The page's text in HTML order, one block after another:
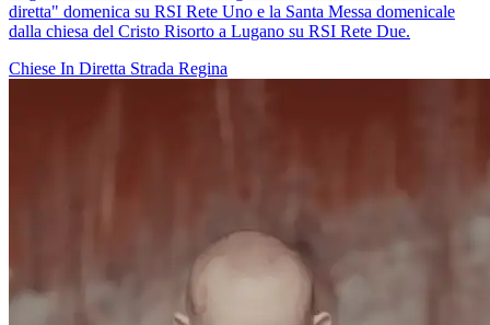
diretta" domenica su RSI Rete Uno e la Santa Messa domenicale
dalla chiesa del Cristo Risorto a Lugano su RSI Rete Due.
Chiese In Diretta Strada Regina